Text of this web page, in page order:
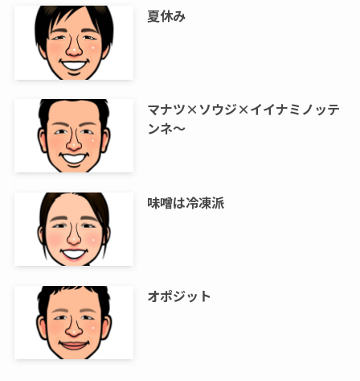
夏休み
マナツ×ソウジ×イイナミノッテ
ンネ～
味噌は冷凍派
オポジット